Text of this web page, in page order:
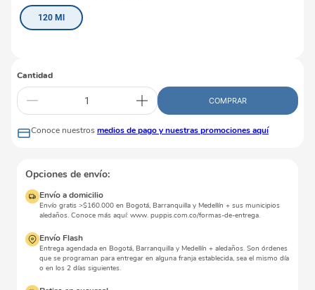
120 Ml
Cantidad
COMPRAR
Conoce nuestros medios de pago y nuestras promociones aquí
Opciones de envío:
Envío a domicilio
Envío gratis >$160.000 en Bogotá, Barranquilla y Medellín + sus municipios
aledaños. Conoce más aquí: www. puppis.com.co/formas-de-entrega.
Envío Flash
Entrega agendada en Bogotá, Barranquilla y Medellín + aledaños. Son órdenes
que se programan para entregar en alguna franja establecida, sea el mismo día
o en los 2 días siguientes.